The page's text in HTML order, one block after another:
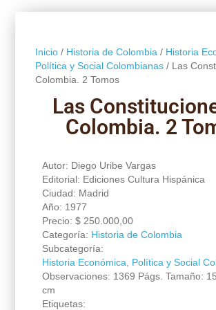
Inicio/ Historia de Colombia/ Historia
Política y Social Colombianas/ Las
Colombia. 2 Tomos
Las
Colombia. 2
Autor: Diego Uribe Vargas
Editorial: Ediciones Cultura Hispánica
Ciudad: Madrid
Año: 1977
Precio: $250.000,00
Categoría: Historia de Colombia
Subcategoría:
Historia Económica, Política y Social
Observaciones: 1369 Págs. Tamaño:
cm
Etiquetas: